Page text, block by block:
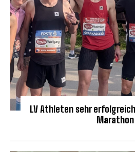
LV Athleten sehr
Marathon